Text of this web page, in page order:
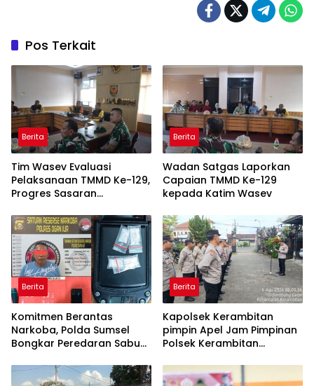
Pos Terkait
Berita
Tim Wasev Evaluasi
Pelaksanaan TMMD Ke-129,
Progres Sasaran
Berita
Wadan Satgas Laporkan
Capaian TMMD Ke-129
kepada Katim Wasev
Berita
Komitmen Berantas
Narkoba, Polda Sumsel
Bongkar Peredaran Sabu
Residivis
Berita
Kapolsek Kerambitan
pimpin Apel Jam Pimpinan
Polsek Kerambitan
selalu Siaga dan Tanggap
terhadap Perkembangan